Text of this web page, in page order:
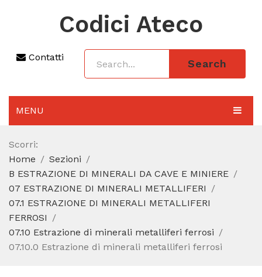
Codici Ateco
Contatti
Search
MENU
AGGIORNAMENTO 2025
SEZIONI
CODICE ATECO A COSA SERVE
CODICE FISCALE
Scorri:
Home
Sezioni
B ESTRAZIONE DI MINERALI DA CAVE E MINIERE
07 ESTRAZIONE DI MINERALI METALLIFERI
07.1 ESTRAZIONE DI MINERALI METALLIFERI
FERROSI
07.10 Estrazione di minerali metalliferi ferrosi
07.10.0 Estrazione di minerali metalliferi ferrosi